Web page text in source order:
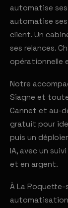
automatise
automatise
client. Un
ses relances.
opérationnelle
Notre
Siagne et toute
Cannet et au-
gratuit pour
puis un
IA, avec un
et en argent.
À La Roquette-